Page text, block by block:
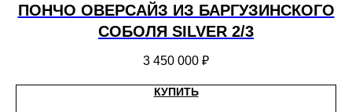
ПОНЧО ОВЕРСАЙЗ ИЗ БАРГУЗИНСКОГО
СОБОЛЯ SILVER 2/3
3 450 000 ₽
КУПИТЬ